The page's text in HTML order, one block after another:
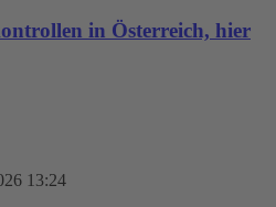
in Österreich, hier
13:24